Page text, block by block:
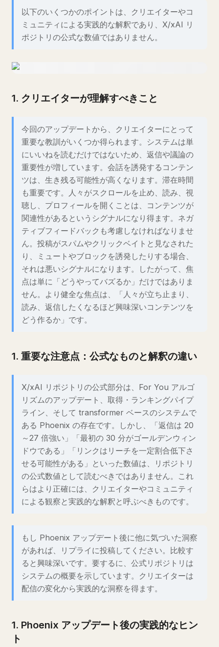
以下のいくつかのポイントは、クリエイターやコ
ミュニティによる実践的な解釈であり、X/xAI リ
ポジトリの公式な数値ではありません。
1. クリエイターが理解すべきこと
今回のアップデートから、クリエイターにとって
重要な教訓がいくつか得られます。システムは単
にいいねを読むだけではないため、返信や議論の
重要性が増しています。会話を誘発するコンテン
ツは、生き残る可能性が高くなります。滞在時間
も重要です。人々がスクロールを止め、読み、視
聴し、プロフィールを開くことは、コンテンツが
関連性があるというシグナルになり得ます。ネガ
ティブフィードバックも考慮しなければなりませ
ん。投稿がスパムやクリックベイトと見なされた
り、ミュートやブロックを誘発したりする場合、
それは悪いシグナルになります。したがって、焦
点は単に「どうやってバズるか」だけではありま
せん。より健全な焦点は、「人々が立ち止まり、
読み、返信したくなるほど興味深いコンテンツを
どう作るか」です。
1. 重要な注意点：公式なものと解釈の違い
X/xAI リポジトリの公式部分は、For You アルゴ
リズムのアップデート、取得・ランキングパイプ
ライン、そして transformer ベースのシステムで
ある Phoenix の存在です。しかし、「返信は 20
～27 倍強い」「最初の 30 分がゴールデンウィン
ドウである」「リンクはリーチを一定割合低下さ
せる可能性がある」といった数値は、リポジトリ
の公式数値として読むべきではありません。これ
らはより正確には、クリエイターやコミュニティ
による観察と実践的な解釈と呼ぶべきものです。
もし Phoenix アップデート後に他に気づいた洞察
があれば、リプライに投稿してください。比較す
ると興味深いです。要するに、公式リポジトリは
システムの概要を示しています。クリエイターは
配信の変化から実践的な洞察を得ます。
1. Phoenix アップデート後の実践的なヒン
ト